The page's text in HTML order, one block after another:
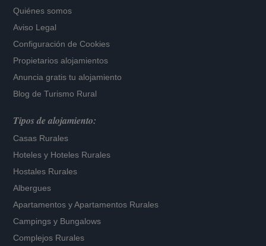
Quiénes somos
Aviso Legal
Configuración de Cookies
Propietarios alojamientos
Anuncia gratis tu alojamiento
Blog de Turismo Rural
Tipos de alojamiento:
Casas Rurales
Hoteles y Hoteles Rurales
Hostales Rurales
Albergues
Apartamentos yApartamentos Rurales
Campings y Bungalows
Complejos Rurales